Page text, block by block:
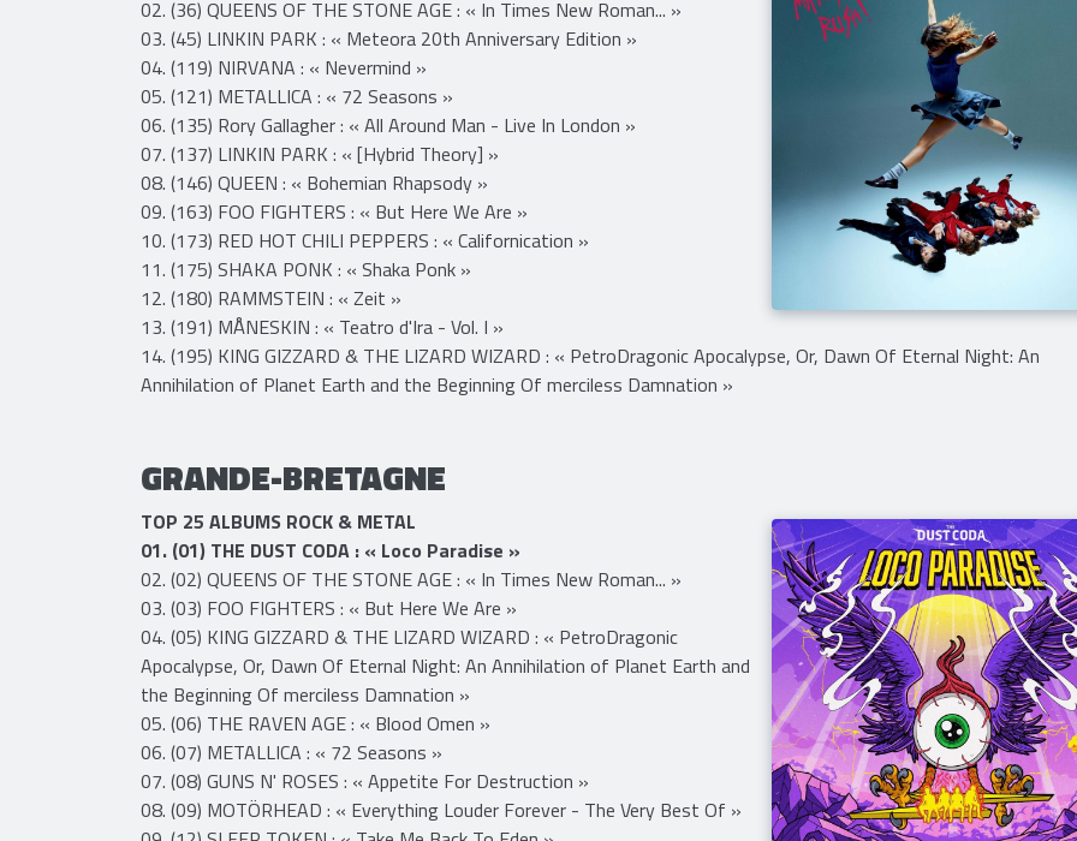
TOP 200 ALBUMS
01. (34) MÅNESKIN : « Rush! »
02. (36) QUEENS OF THE STONE AGE : « In Times New Roman... »
03. (45) LINKIN PARK : « Meteora 20th Anniversary Edition »
04. (119) NIRVANA : « Nevermind »
05. (121) METALLICA : « 72 Seasons »
06. (135) Rory Gallagher : « All Around Man - Live In London »
07. (137) LINKIN PARK : « [Hybrid Theory] »
08. (146) QUEEN : « Bohemian Rhapsody »
09. (163) FOO FIGHTERS : « But Here We Are »
10. (173) RED HOT CHILI PEPPERS : « Californication »
11. (175) SHAKA PONK : « Shaka Ponk »
12. (180) RAMMSTEIN : « Zeit »
13. (191) MÅNESKIN : « Teatro d'Ira - Vol. I »
GRANDE-BRETAGNE
​TOP 25 ALBUMS ROCK & METAL
01. (01) THE DUST CODA : « Loco Paradise »
02. (02) QUEENS OF THE STONE AGE : « In Times New Roman... »
03. (03) FOO FIGHTERS : « But Here We Are »
04. (05) KING GIZZARD & THE LIZARD WIZARD : « PetroDragonic
Apocalypse, Or, Dawn Of Eternal Night: An Annihilation of Planet Earth and
the Beginning Of merciless Damnation »
05. (06) THE RAVEN AGE : « Blood Omen »
06. (07) METALLICA : « 72 Seasons »